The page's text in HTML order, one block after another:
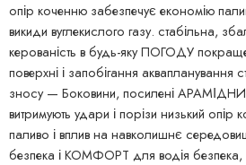
опір коченню забезпечує економію
викиди вуглекислого газу. стабільна,
керованість в будь-яку ПОГОДУ
поверхні і запобігання аквапланування
зносу — Боковини, посилені
витримують удари і порізи низький опір
паливо і вплив на навколишнє
безпека і КОМФОРТ для водія безпека,